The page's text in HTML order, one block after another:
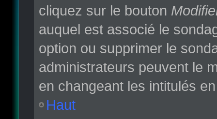
cliquez sur le bouton
auquel est associé le
option ou supprimer le
administrateurs peuvent le
en changeant les intitulés
Haut